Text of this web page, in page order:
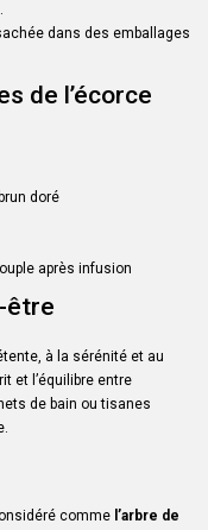
dans des emballages
de l’écorce
doré
après infusion
être
à la sérénité et au
et l’équilibre entre
de bain ou tisanes
comme l’arbre de